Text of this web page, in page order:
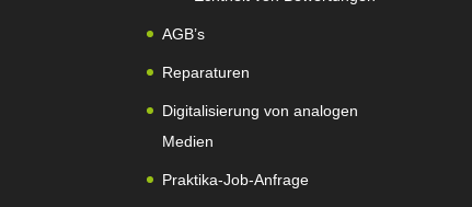
AGB’s
Reparaturen
Digitalisierung von analogen
Medien
Praktika-Job-Anfrage